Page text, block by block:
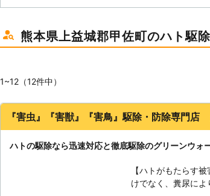
熊本県上益城郡甲佐町のハト駆
1~12（12件中）
『害虫』『害獣』『害鳥』駆除・防除専門
ハトの駆除なら迅速対応と徹底駆除のグリーンウォ
【ハトがもたらす
けでなく、糞尿に